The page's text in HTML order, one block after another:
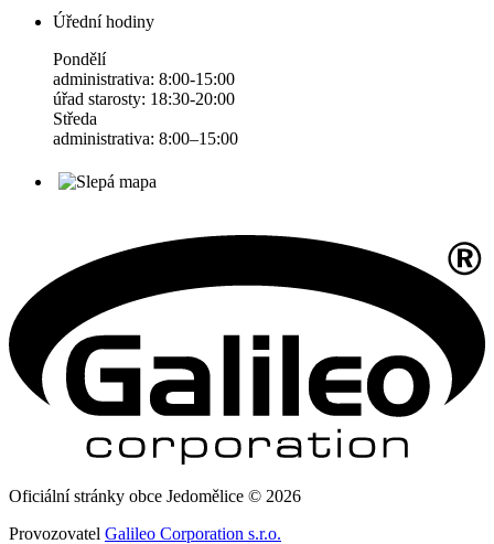
Úřední hodiny
Pondělí
administrativa: 8:00-15:00
úřad starosty: 18:30-20:00
Středa
administrativa: 8:00–15:00
Oficiální stránky obce Jedomělice © 2026
Provozovatel Galileo Corporation s.r.o.